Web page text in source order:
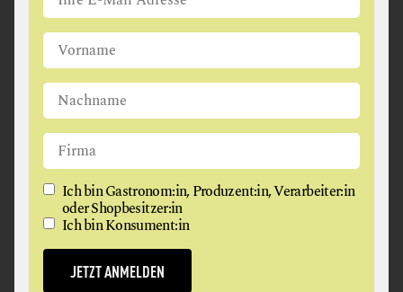
© LV.Buch
ÜBER: „1, 2, 3 – FERTIG IST
Ich bin Gastronom:in, Produzent:in, Verarbeiter:in
oder Shopbesitzer:in
Ich bin Konsument:in
JETZT ANMELDEN